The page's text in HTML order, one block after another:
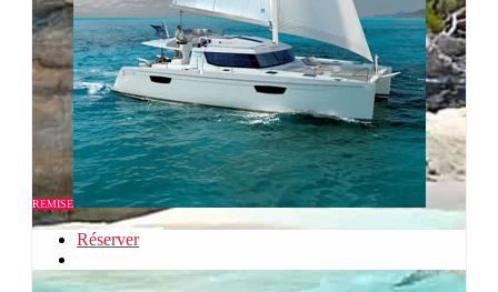
REMISE
Réserver